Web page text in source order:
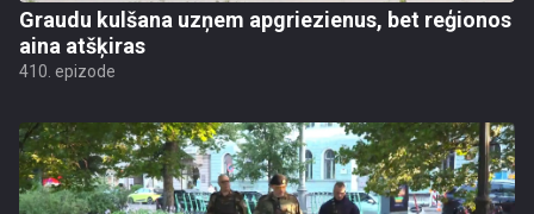
Graudu kulšana uzņem apgriezienus, bet reģionos
aina atšķiras
410. epizode